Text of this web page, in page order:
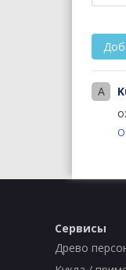
A
Сервисы
Древо